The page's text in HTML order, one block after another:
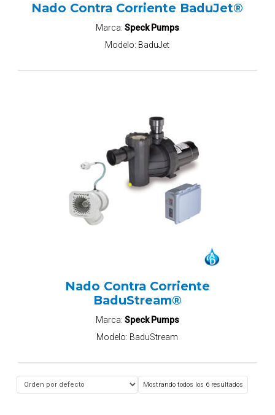
Nado Contra Corriente BaduJet®
Marca: Speck Pumps
Modelo: BaduJet
Nado Contra Corriente
BaduStream®
Marca: Speck Pumps
Modelo: BaduStream
Mostrando todos los 6 resultados